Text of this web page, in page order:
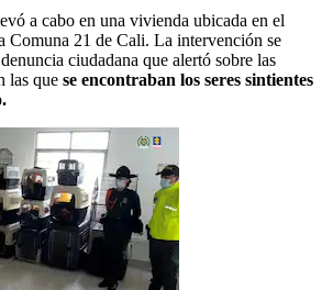
a cabo en una vivienda ubicada en el
Comuna 21 de Cali. La intervención se
ciudadana que alertó sobre las
las que se encontraban los seres sintientes